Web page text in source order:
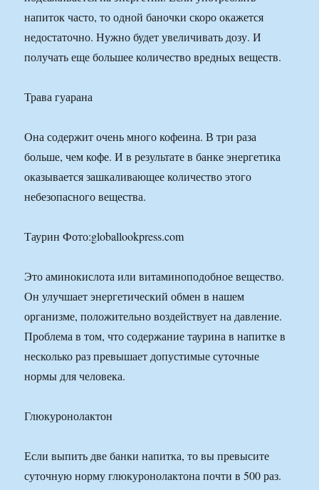
напиток часто, то одной баночки скоро окажется
недостаточно. Нужно будет увеличивать дозу. И
получать еще большее количество вредных веществ.
Трава гуарана
Она содержит очень много кофеина. В три раза
больше, чем кофе. И в результате в банке энергетика
оказывается зашкаливающее количество этого
небезопасного вещества.
Таурин Фото:globallookpress.com
Это аминокислота или витаминоподобное вещество.
Он улучшает энергетический обмен в нашем
организме, положительно воздействует на давление.
Проблема в том, что содержание таурина в напитке в
несколько раз превышает допустимые суточные
нормы для человека.
Глюкуронолактон
Если выпить две банки напитка, то вы превысите
суточную норму глюкуронолактона почти в 500 раз.